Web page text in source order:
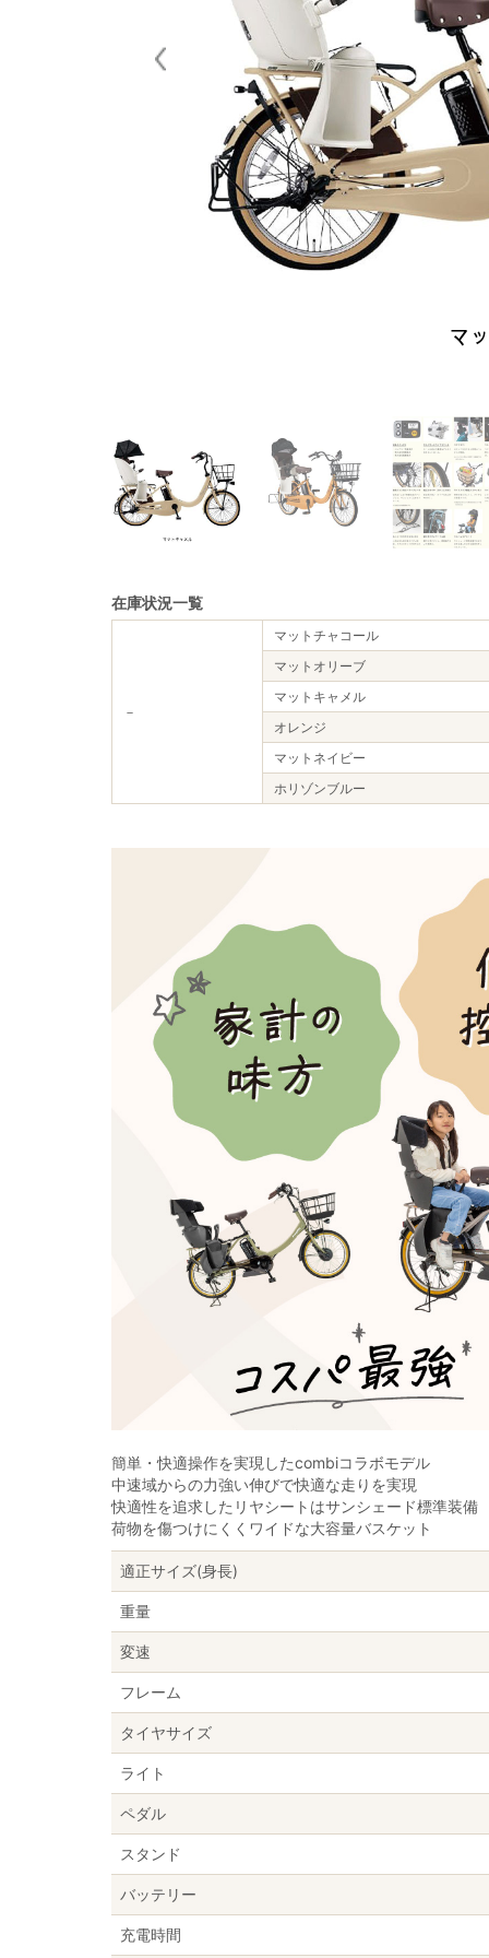
在庫状況一覧
－
マットチャコール
マットオリーブ
マットキャメル
オレンジ
マットネイビー
ホリゾンブルー
簡単・快適操作を実現したcombiコラボモデル
中速域からの力強い伸びで快適な走りを実現
快適性を追求したリヤシートはサンシェード標準装備
荷物を傷つけにくくワイドな大容量バスケット
適正サイズ(身長)
重量
変速
フレーム
タイヤサイズ
ライト
ペダル
スタンド
バッテリー
充電時間